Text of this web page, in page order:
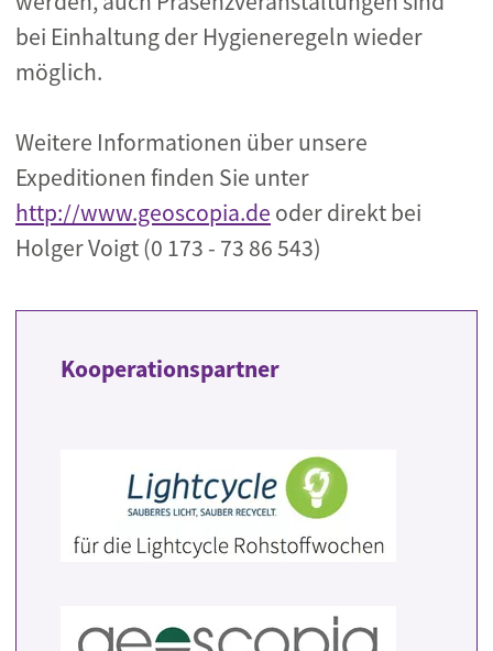
bei Einhaltung der Hygieneregeln wieder
möglich.
Weitere Informationen über unsere
Expeditionen finden Sie unter
http://www.geoscopia.de oder direkt bei
Holger Voigt (0 173 - 73 86 543)
Kooperationspartner